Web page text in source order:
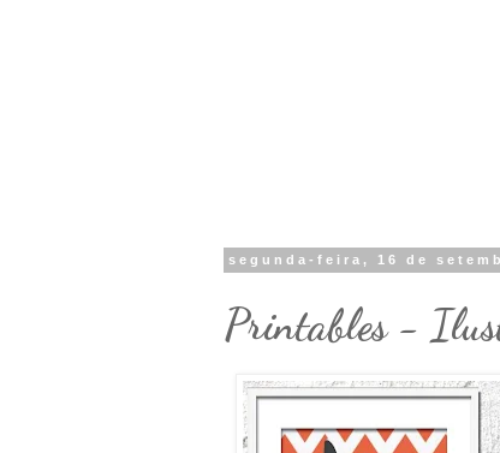
segunda-feira, 16 de
Printables -